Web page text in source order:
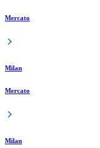
Mercato
Milan
Mercato
Milan